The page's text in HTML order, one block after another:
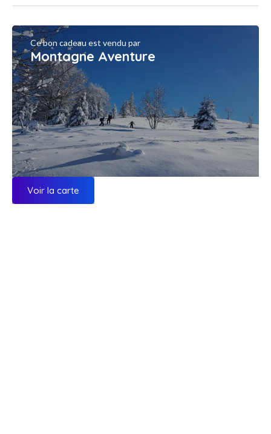
Ce bon cadeau est vendu par
Montagne Aventure
Voir la carte